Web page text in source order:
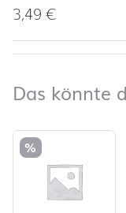
3,49€
Das könnte
Produktliste
%